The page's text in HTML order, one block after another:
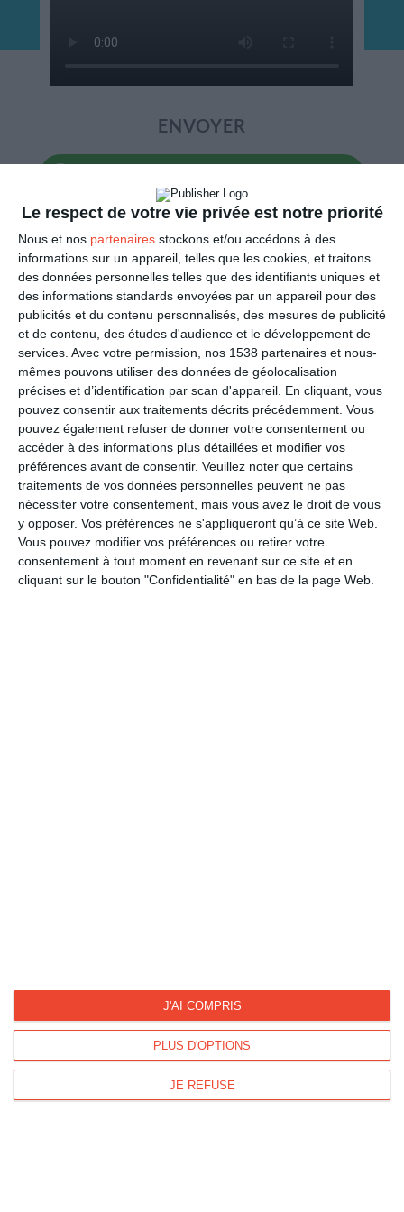
Le respect de votre vie privée est notre priorité
Nous et nos partenaires stockons et/ou accédons à des
informations sur un appareil, telles que les cookies, et traitons
des données personnelles telles que des identifiants uniques et
des informations standards envoyées par un appareil pour des
publicités et du contenu personnalisés, des mesures de publicité
et de contenu, des études d'audience et le développement de
services. Avec votre permission, nos 1538 partenaires et nous-
mêmes pouvons utiliser des données de géolocalisation
précises et d’identification par scan d'appareil. En cliquant, vous
pouvez consentir aux traitements décrits précédemment. Vous
pouvez également refuser de donner votre consentement ou
accéder à des informations plus détaillées et modifier vos
préférences avant de consentir. Veuillez noter que certains
traitements de vos données personnelles peuvent ne pas
nécessiter votre consentement, mais vous avez le droit de vous
y opposer. Vos préférences ne s'appliqueront qu’à ce site Web.
Vous pouvez modifier vos préférences ou retirer votre
consentement à tout moment en revenant sur ce site et en
cliquant sur le bouton "Confidentialité" en bas de la page Web.
PLUS D'OPTIONS
JE REFUSE
J'AI COMPRIS
ENVOYER
(1,80€, en France)
PARTAGER
Facebook, Twitter, WhatsApp, ...
VOIR D'AUTRES CARTES DANS
LES CATÉGORIES
Fleurs
A souhaiter
Bonne fête
Bonne fête liens familiaux
Fête des Grand-Mères
Fête des Mères
FACEBOOK
Kisseo.fr sur
INSTAGRAM
Les photos